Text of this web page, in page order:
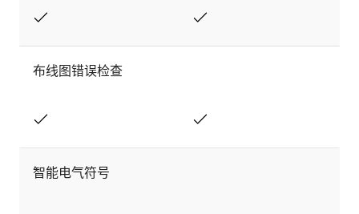
布线图错误检查
智能电气符号